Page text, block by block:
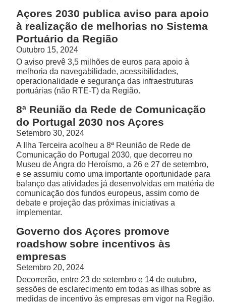
Açores 2030 publica aviso para apoio
à realização de melhorias no Sistema
Portuário da Região
Outubro 15, 2024
O aviso prevê 3,5 milhões de euros para apoio à
melhoria da navegabilidade, acessibilidades,
operacionalidade e segurança das infraestruturas
portuárias (não RTE-T) da Região.
8ª Reunião da Rede de Comunicação
do Portugal 2030 nos Açores
Setembro 30, 2024
A Ilha Terceira acolheu a 8ª Reunião de Rede de
Comunicação do Portugal 2030, que decorreu no
Museu de Angra do Heroísmo, a 26 e 27 de setembro,
e se assumiu como uma importante oportunidade para
balanço das atividades já desenvolvidas em matéria de
comunicação dos fundos europeus, assim como de
debate e projeção das próximas iniciativas a
implementar.
Governo dos Açores promove
roadshow sobre incentivos às
empresas
Setembro 20, 2024
Decorrerão, entre 23 de setembro e 14 de outubro,
sessões de esclarecimento em todas as ilhas sobre as
medidas de incentivo às empresas em vigor na Região.